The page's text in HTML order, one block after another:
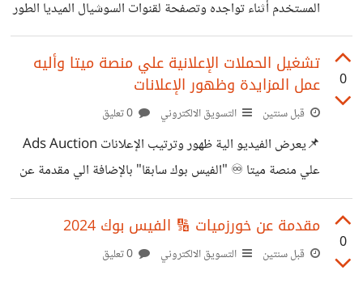
مراحل
المستخدم أثناء تواجده وتصفحة لقنوات السوشيال الميديا الطور
بها تطبيقات تدعم عملية التسوق وإرسال طلبات الشراء "Social
apps with built-in native social commerce
features" وحاليا اهم وأغلب منصات السوشيال ميديا تدعم
عملية السوشيال كومرس "Instagram, Facebook,
Snapchat, Pinterest and TikTok" 🏷️ ويعتبر فكرة
السوشيال كومرس "Social Commerce" واحدة من أفضل
عملية التجارة الإلكترونية والبيع اون لاين موقع إستاتستا اصدر
تقرير عن بيانات اجمالي
0
تشغيل الحملات الإعلانية علي منصة ميتا وأليه
عمل المزايدة وظهور الإعلانات
قبل سنتين التسويق الالكتروني
📌يعرض الفيديو الية ظهور وترتيب الإعلانات Ads Auction
علي منصة ميتا ♾️ "الفيس بوك سابقا" بالإضافة الي مقدمة عن
مرحلة التعلم ⌛ "Ads learning phase" المرحلة التي
يحتجها النظام إعلانات الفيس بوك لفهم إعدادت الحملة الإعلانية.
Facebook Auction Condition and Learning Phase
0
مقدمة عن خورزميات 🔢 الفيس بوك 2024
قبل سنتين التسويق الالكتروني